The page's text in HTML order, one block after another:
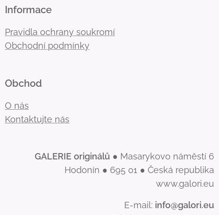
Informace
Pravidla ochrany soukromí
Obchodní podmínky
Obchod
O nás
Kontaktujte nás
GALERIE originálů ● Masarykovo náměstí 6
Hodonín ● 695 01 ● Česká republika
www.galori.eu
E-mail: info@galori.eu